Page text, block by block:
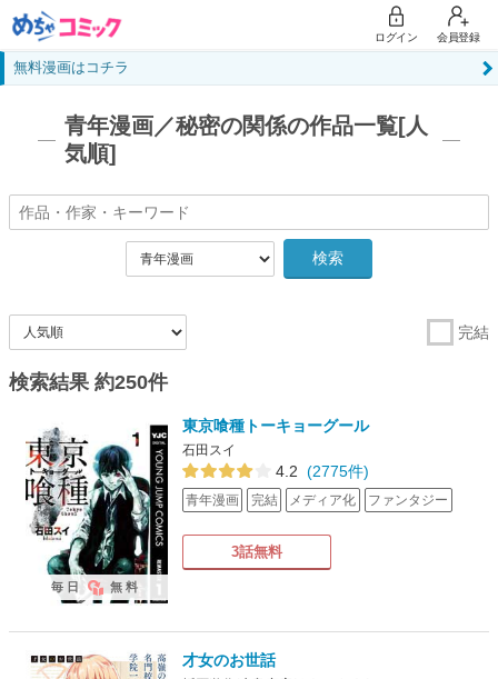
ログイン 会員登録
無料漫画はコチラ
青年漫画／秘密の関係の作品一覧[人
気順]
検索
完結
検索結果 約250件
東京喰種トーキョーグール
石田スイ
4.2 (2775件)
青年漫画 完結 メディア化 ファンタジー
3話無料
毎日 無料
才女のお世話